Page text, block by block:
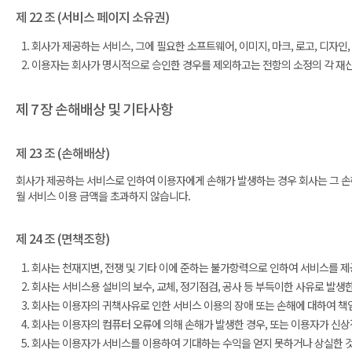
제 22 조 (서비스 페이지 소유권)
회사가 제공하는 서비스, 그에 필요한 소프트웨어, 이미지, 마크, 로고, 디자
이용자는 회사가 명시적으로 승인한 경우를 제외하고는 전항의 소정의 각
제 7 장 손해배상 및 기타사항
제 23 조 (손해배상)
회사가 제공하는 서비스로 인하여 이용자에게 손해가 발생하는 경우 회사는 그
월 서비스 이용 금액을 초과하지 않습니다.
제 24 조 (면책조항)
회사는 천재지변, 전쟁 및 기타 이에 준하는 불가항력으로 인하여 서비스를
회사는 서비스용 설비의 보수, 교체, 정기점검, 공사 등 부득이한 사유로 발생
회사는 이용자의 귀책사유로 인한 서비스 이용의 장애 또는 손해에 대하여 책
회사는 이용자의 컴퓨터 오류에 의해 손해가 발생한 경우, 또는 이용자가 신
회사는 이용자가 서비스를 이용하여 기대하는 수익을 얻지 못하거나 상실한